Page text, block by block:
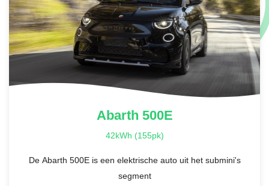
Abarth 500E
42kWh (155pk)
De Abarth 500E is een elektrische auto uit het submini's
segment